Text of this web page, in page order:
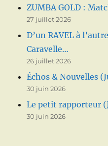
ZUMBA GOLD :
27 juillet 2026
D’un RAVEL à
Caravelle…
26 juillet 2026
Échos & Nouvelles
30 juin 2026
Le petit rapporteur
30 juin 2026